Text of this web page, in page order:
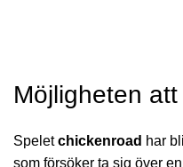
Möjligheten
Speletchickenroad har
som försöker ta sig över